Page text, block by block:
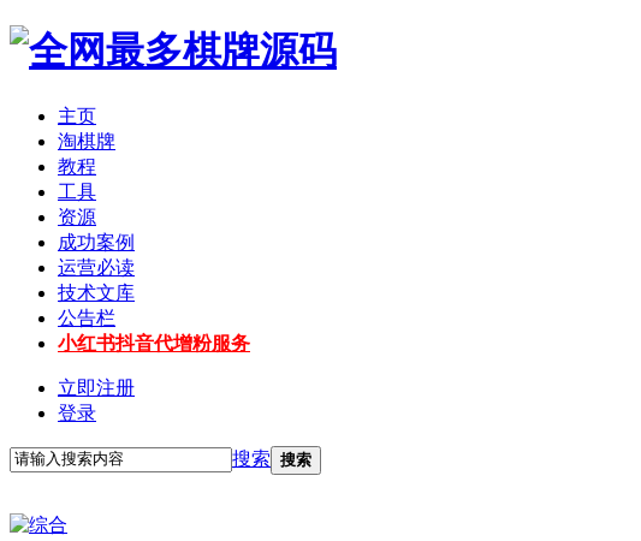
主页
淘棋牌
教程
工具
资源
成功案例
运营必读
技术文库
公告栏
小红书抖音代增粉服务
立即注册
登录
搜索 搜索